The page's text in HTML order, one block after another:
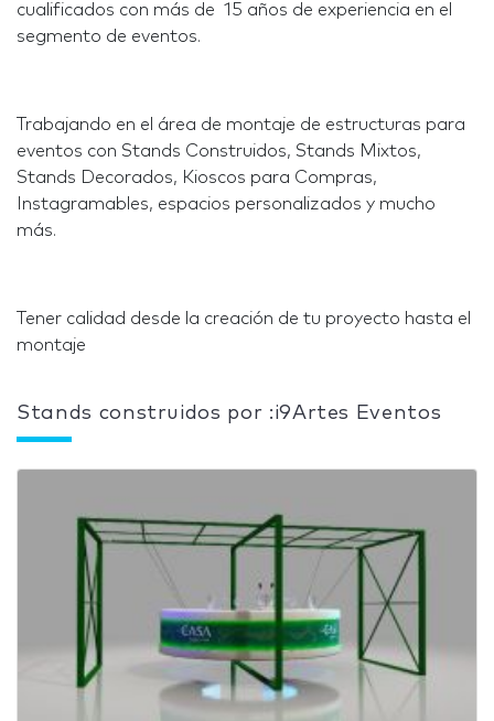
cualificados con más de 15 años de experiencia en el
segmento de eventos.
Trabajando en el área de montaje de estructuras para
eventos con Stands Construidos, Stands Mixtos,
Stands Decorados, Kioscos para Compras,
Instagramables, espacios personalizados y mucho
más.
Tener calidad desde la creación de tu proyecto hasta el
montaje
Stands construidos por :i9Artes Eventos